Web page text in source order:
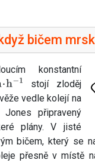
bičem
konstantní
−1
stojí zloděj
vedle kolejí na
Jones připravený
plány. V jisté
bičem, který se
přesně v místě